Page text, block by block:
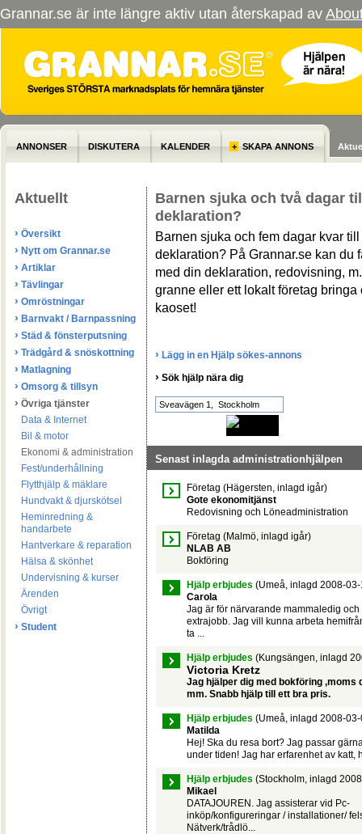
Grannar.se är inte längre aktiv utan återskapad av
ANNONSER DISKUTERA KALENDER + SKAPA ANNONS
Aktuellt
› Översikt
› Nytt om Grannar.se
› Artiklar
› Tävlingar
› Omröstningar
› Barnvakt / Barnpassning
› Städ & fönsterputsning
› Trädgård & snöskottning
› Matlagning
› Omsorg & tillsyn
› Övriga tjänster
Data & Internet
Bil & motor
Ekonomi & administration
Fest/underhållning
Flytthjälp & mäklare
Hundvakt & djurskötsel
Heminredning &
handarbete
Hantverkare & reparation
Hälsa & skönhet
Undervisning & kurser
Ärenden
Övrigt
› Student
Barnen sjuka och två dagar
deklaration?
Barnen sjuka och fem dagar kvar till
deklaration? På Grannar.se kan du
med din deklaration, redovisning,
granne eller ett lokalt företag bringa
kaoset!
› Lägg in en Hjälp sökes-annons
› Sök hjälp nära dig
Senast inlagda administrationhjälpen
Företag (Hägersten, inlagd igår)
Gote ekonomitjänst
Redovisning och Löneadministration
Företag (Malmö, inlagd igår)
NLAB AB
Bokföring
Hjälp erbjudes (Umeå, inlagd 2008-
Carola
Jag är för närvarande mammaledig och
extrajobb. Jag vill kunna arbeta
ta ...
Hjälp erbjudes (Kungsängen, inlagd
Victoria Kretz
Jag hjälper dig med bokföring ,moms
mm. Snabb hjälp till ett bra pris.
Hjälp erbjudes (Umeå, inlagd 2008-
Matilda
Hej! Ska du resa bort? Jag passar
under tiden! Jag har erfarenhet av katt,
Hjälp erbjudes (Stockholm, inlagd
Mikael
DATAJOUREN. Jag assisterar vid Pc-
inköp/konfigureringar / installationer/
Nätverk/trådlö...